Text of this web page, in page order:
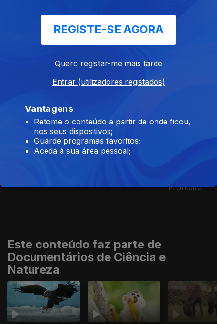
Água
Este conteúdo faz parte de
Documentários de Ecologia e
Ambiente
Mar, a Última
Fronteira
Este conteúdo faz parte de
Documentários de Ciência e
Natureza
REGISTE-SE AGORA
Quero registar-me mais tarde
Entrar (utilizadores registados)
Vantagens
Retome o conteúdo a partir de onde ficou,
nos seus dispositivos;
Guarde programas favoritos;
Aceda à sua área pessoal;